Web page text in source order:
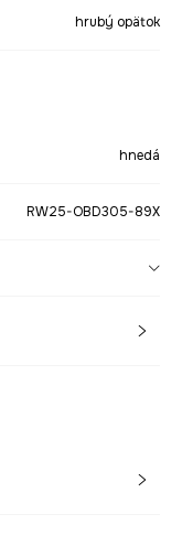
hrubý opätok
hnedá
RW25-OBD305-89X